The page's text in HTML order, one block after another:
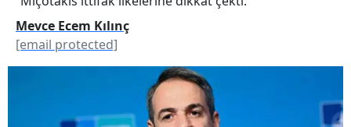
Mevce Ecem Kılınç
[email protected]